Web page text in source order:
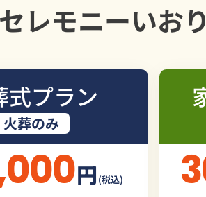
セレモニーいお
式プラン
火葬のみ
円 (税込)